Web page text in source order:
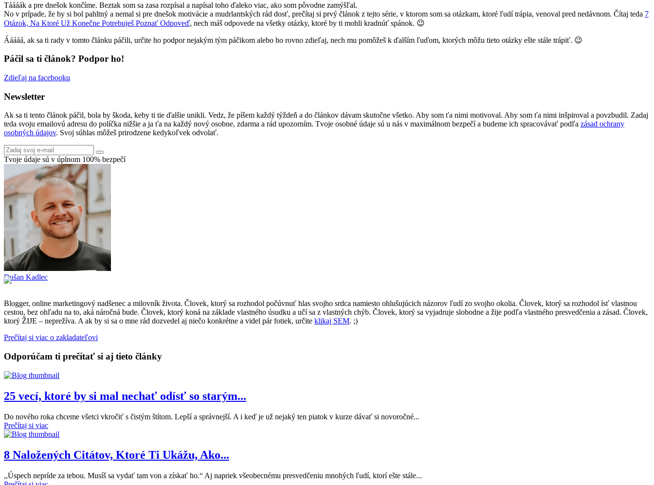
Táááák a pre dnešok končíme. Beztak som sa zasa rozpísal a napísal toho ďaleko viac, ako som pôvodne zamýšľal.
No v prípade, že by si bol pahltný a nemal si pre dnešok motivácie a mudrlantských rád dosť, prečítaj si prvý článok z tejto série, v ktorom som sa otázkam, ktoré ľudí trápia, venoval pred nedávnom. Čítaj teda 7
Otázok, Na Ktoré Už Konečne Potrebuješ Poznať Odpoveď, nech máš odpovede na všetky otázky, ktoré by ti mohli kradnúť spánok. 😉
Ááááá, ak sa ti rady v tomto článku páčili, určite ho podpor nejakým tým páčikom alebo ho rovno zdieľaj, nech mu pomôžeš k ďalším ľuďom, ktorých môžu tieto otázky ešte stále trápiť. 😉
Páčil sa ti článok? Podpor ho!
Zdieľaj na facebooku
Newsletter
Ak sa ti tento článok páčil, bola by škoda, keby ti tie ďalšie unikli. Vedz, že píšem každý týždeň a do článkov dávam skutočne všetko. Aby som ťa nimi motivoval. Aby som ťa nimi inšpiroval a povzbudil. Zadaj
teda svoju emailovú adresu do políčka nižšie a ja ťa na každý nový osobne, zdarma a rád upozorním. Tvoje osobné údaje sú u nás v maximálnom bezpečí a budeme ich spracovávať podľa zásad ochrany
osobných údajov. Svoj súhlas môžeš prirodzene kedykoľvek odvolať.
Tvoje údaje sú v úplnom 100% bezpečí
Dušan Kadlec
Blogger, online marketingový nadšenec a milovník života. Človek, ktorý sa rozhodol počúvnuť hlas svojho srdca namiesto ohlušujúcich názorov ľudí zo svojho okolia. Človek, ktorý sa rozhodol ísť vlastnou
cestou, bez ohľadu na to, aká náročná bude. Človek, ktorý koná na základe vlastného úsudku a učí sa z vlastných chýb. Človek, ktorý sa vyjadruje slobodne a žije podľa vlastného presvedčenia a zásad. Človek,
ktorý ŽIJE – neprežíva. A ak by si sa o mne rád dozvedel aj niečo konkrétne a videl pár fotiek, určite klikaj SEM. ;)
Prečítaj si viac o zakladateľovi
Odporúčam ti prečítať si aj tieto články
25 vecí, ktoré by si mal nechať odísť so starým...
Do nového roka chceme všetci vkročiť s čistým štítom. Lepší a správnejší. A i keď je už nejaký ten piatok v kurze dávať si novoročné...
Prečítaj si viac
8 Naložených Citátov, Ktoré Ti Ukážu, Ako...
,,Úspech nepríde za tebou. Musíš sa vydať tam von a získať ho.“ Aj napriek všeobecnému presvedčeniu mnohých ľudí, ktorí ešte stále...